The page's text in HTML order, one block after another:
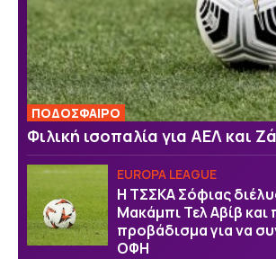
ΠΟΔΟΣΦΑΙΡΟ
Φιλική ισοπαλία για ΑΕΛ και
EUROPA LEAGUE
Η ΤΣΣΚΑ Σόφιας
Μακάμπι Τελ Αβίβ και
προβάδισμα για να
ΟΦΗ